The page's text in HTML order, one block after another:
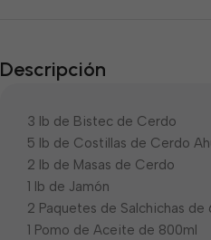
Descripción
3 lb de Bistec de Cerdo
5 lb de Costillas de Cerdo
2 lb de Masas de Cerdo
1 lb de Jamón
2 Paquetes de Salchichas de
1 Pomo de Aceite de 800ml